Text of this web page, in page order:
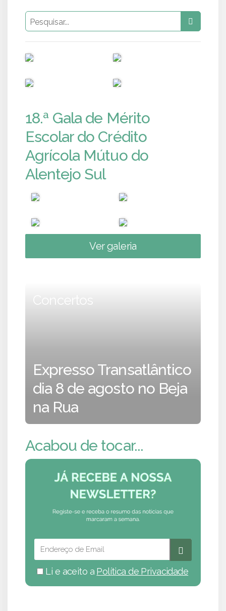
18.ª Gala de Mérito
Escolar do Crédito
Agrícola Mútuo do
Alentejo Sul
Ver galeria
Concertos
Expresso Transatlântico
dia 8 de agosto no Beja
na Rua
Acabou de tocar...
Li e aceito a Política de Privacidade